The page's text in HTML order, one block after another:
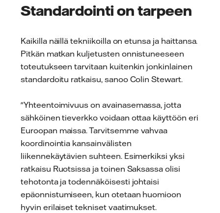
Standardointi on tarpeen
Kaikilla näillä tekniikoilla on etunsa ja haittansa.
Pitkän matkan kuljetusten onnistuneeseen
toteutukseen tarvitaan kuitenkin jonkinlainen
standardoitu ratkaisu, sanoo Colin Stewart.
"Yhteentoimivuus on avainasemassa, jotta
sähköinen tieverkko voidaan ottaa käyttöön eri
Euroopan maissa. Tarvitsemme vahvaa
koordinointia kansainvälisten
liikennekäytävien suhteen. Esimerkiksi yksi
ratkaisu Ruotsissa ja toinen Saksassa olisi
tehotonta ja todennäköisesti johtaisi
epäonnistumiseen, kun otetaan huomioon
hyvin erilaiset tekniset vaatimukset.